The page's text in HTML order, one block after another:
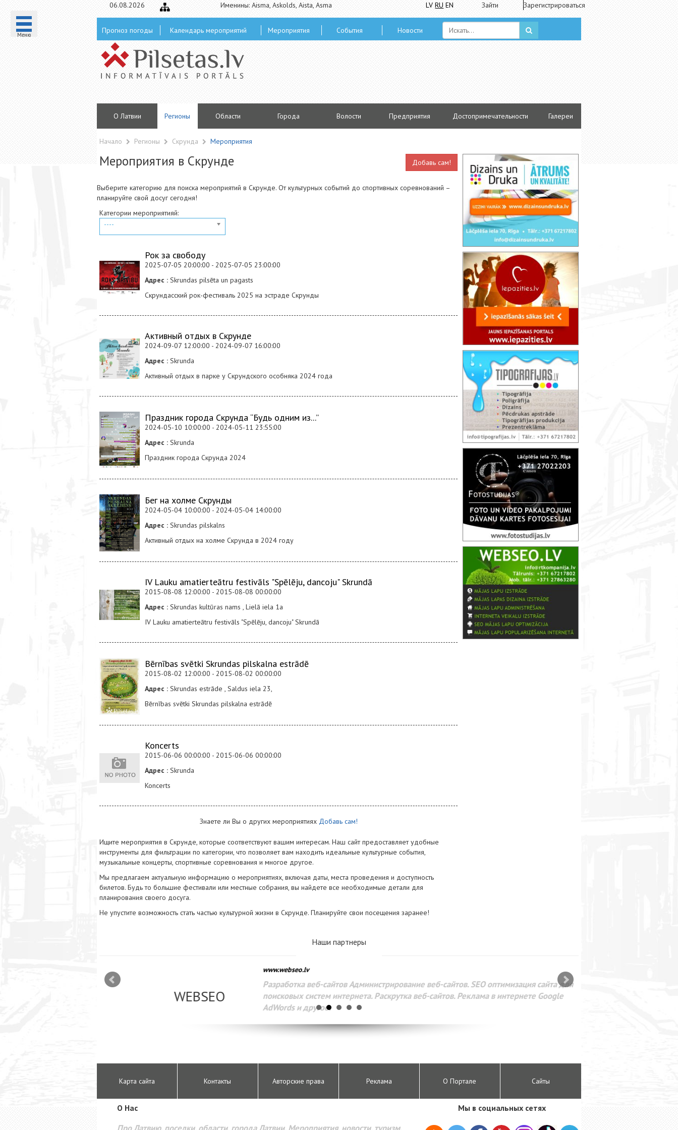
Mеню
06.08.2026 Именины: Aisma, Askolds, Aista, Asma LV RU EN Зайти Зарегистрироваться
Прогноз погоды Календарь мероприятий Мероприятия Cобытия Hовости
О Латвии Регионы Oбласти Городa Волости Предприятия Достопримечательности Галереи
Начало Регионы Скрунда Мероприятия
Мероприятия в Скрунде Добавь сам!
Выберите категорию для поиска мероприятий в Скрунде. От культурных событий до спортивных соревнований –
планируйте свой досуг сегодня!
Категории мероприятияй:
----
Рок за свободу
2025-07-05 20:00:00 - 2025-07-05 23:00:00
Адрес : Skrundas pilsēta un pagasts
Скрундасский рок-фестиваль 2025 на эстраде Скрунды
Активный отдых в Скрунде
2024-09-07 12:00:00 - 2024-09-07 16:00:00
Адрес : Skrunda
Активный отдых в парке у Скрундского особняка 2024 года
Праздник города Скрунда “Будь одним из...”
2024-05-10 10:00:00 - 2024-05-11 23:55:00
Адрес : Skrunda
Праздник города Скрунда 2024
Бег на холме Скрунды
2024-05-04 10:00:00 - 2024-05-04 14:00:00
Адрес : Skrundas pilskalns
Активный отдых на холме Скрунда в 2024 году
IV Lauku amatierteātru festivāls "Spēlēju, dancoju" Skrundā
2015-08-08 12:00:00 - 2015-08-08 00:00:00
Адрес : Skrundas kultūras nams , Lielā iela 1a
IV Lauku amatierteātru festivāls "Spēlēju, dancoju" Skrundā
Bērnības svētki Skrundas pilskalna estrādē
2015-08-02 12:00:00 - 2015-08-02 00:00:00
Адрес : Skrundas estrāde , Saldus iela 23,
Bērnības svētki Skrundas pilskalna estrādē
Koncerts
2015-06-06 00:00:00 - 2015-06-06 00:00:00
Адрес : Skrunda
Koncerts
Знаете ли Вы о других мероприятиях Добавь сам!
Ищите мероприятия в Скрунде, которые соответствуют вашим интересам. Наш сайт предоставляет удобные
инструменты для фильтрации по категории, что позволяет вам находить идеальные культурные события,
музыкальные концерты, спортивные соревнования и многое другое.
Мы предлагаем актуальную информацию о мероприятиях, включая даты, места проведения и доступность
билетов. Будь то большие фестивали или местные собрания, вы найдете все необходимые детали для
планирования своего досуга.
Не упустите возможность стать частью культурной жизни в Скрунде. Планируйте свои посещения заранее!
Наши партнеры
WEBSEO
www.webseo.lv
Разработка веб-сайтов Администрирование веб-сайтов. SEO оптимизация сайта для
поисковых систем интернета. Раскрутка веб-сайтов. Реклама в интернете Google
AdWords и другое.
Карта сайта Контакты Авторские права Реклама О Портале Сайты
O Hac Мы в социальных сетях